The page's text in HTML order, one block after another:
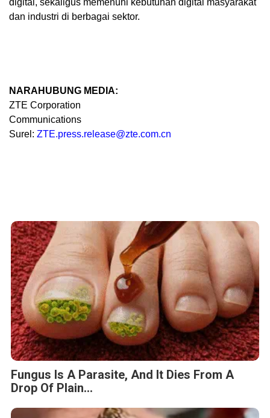
digital, sekaligus memenuhi kebutuhan digital masyarakat
dan industri di berbagai sektor.
NARAHUBUNG MEDIA:
ZTE Corporation
Communications
Surel: ZTE.press.release@zte.com.cn
Fungus Is A Parasite, And It Dies From A
Drop Of Plain...